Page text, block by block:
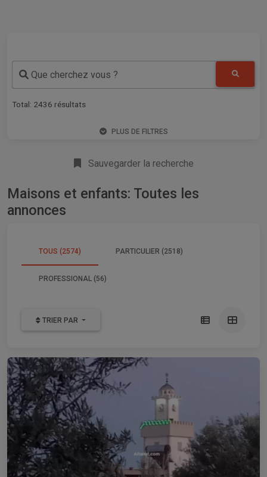
Que cherchez vous ?
Total: 2436 résultats
PLUS DE FILTRES
Sauvegarder la recherche
Maisons et enfants: Toutes les
annonces
TOUS (2574) PARTICULIER (2518)
PROFESSIONAL (56)
TRIER PAR